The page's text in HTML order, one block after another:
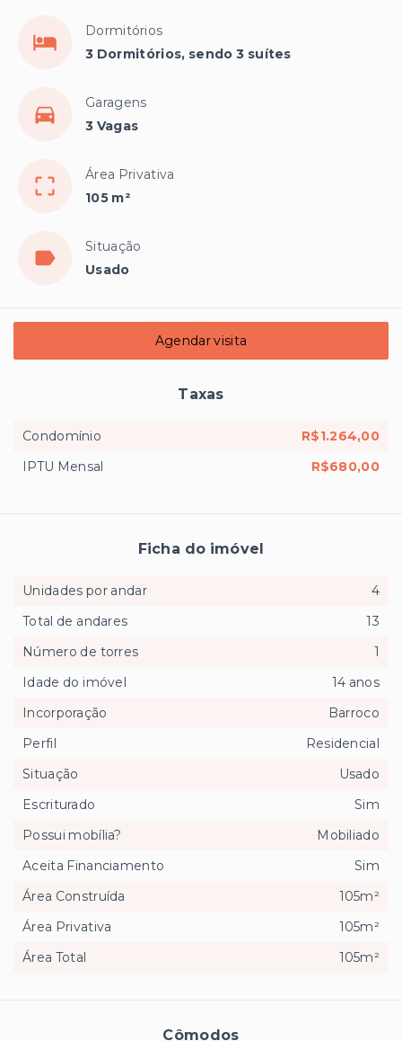
Dormitórios
3 Dormitórios, sendo 3 suítes
Garagens
3 Vagas
Área Privativa
105 m²
Situação
Usado
Cômodos
Agendar visita
Taxas
Condomínio
R$1.264,00
IPTU Mensal
R$680,00
Ficha do imóvel
Unidades por andar
4
Total de andares
13
Número de torres
1
Idade do imóvel
14 anos
Incorporação
Barroco
Perfil
Residencial
Situação
Usado
Escriturado
Sim
Possui mobília?
Mobiliado
Aceita Financiamento
Sim
Área Construída
105m²
Área Privativa
105m²
Área Total
105m²